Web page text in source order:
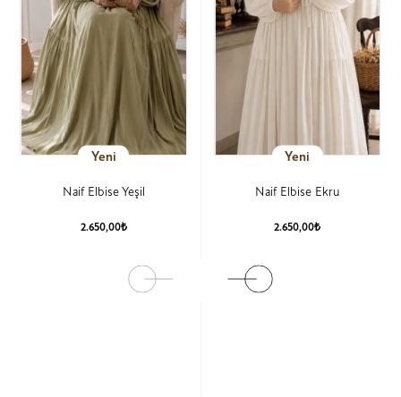
Yeni
Naif Elbise Yeşil
2.650,00₺
Yeni
Naif Elbise Ekru
2.650,00₺